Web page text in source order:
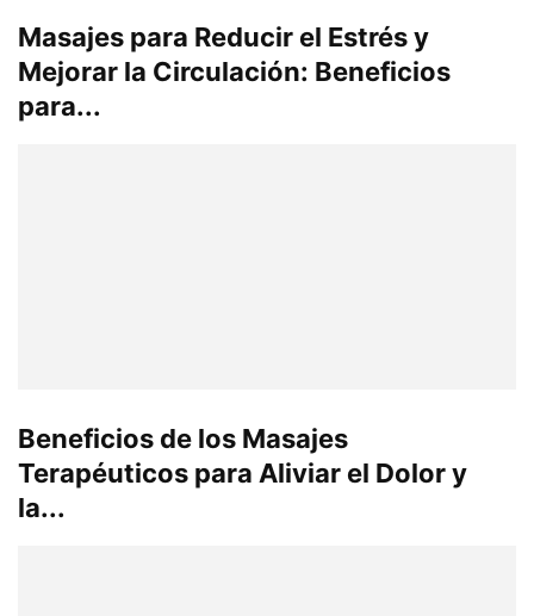
Masajes para Reducir el Estrés y
Mejorar la Circulación: Beneficios
para...
Beneficios de los Masajes
Terapéuticos para Aliviar el Dolor y
la...